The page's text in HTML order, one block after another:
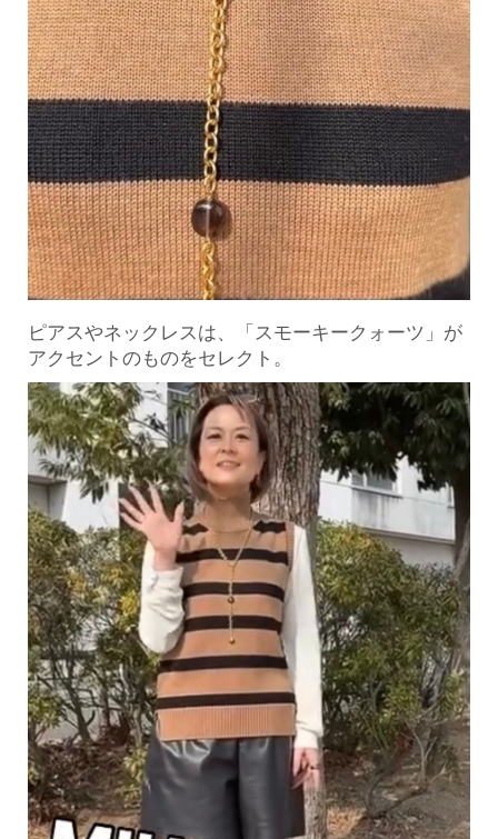
ピアスやネックレスは、「スモーキークォーツ」が
アクセントのものをセレクト。